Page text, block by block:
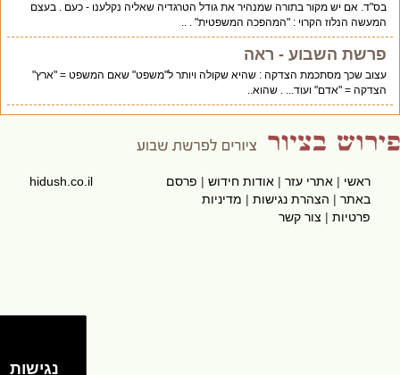
בס"ד. אם יש מקור בתורה שמנהיר את גודל הטרגדיה שאליה נקלענו - כעם . בעצם
המעשה הנלוז הקרוי : "המהפכה המשפטית" . ..
פרשת השבוע - ראה
עצוב שכך מסתכמת הצדקה : שהיא שקולה ויותר ל"משפט" שאם המשפט = "ארץ"
הצדקה = "אדם" ועוד... . שהוא..
ראשי|אתרי עזר|אודות חידוש|פרסם
באתר|הצהרת נגישות|מדיניות
פרטיות|צור קשר
hidush.co.il
נגישות